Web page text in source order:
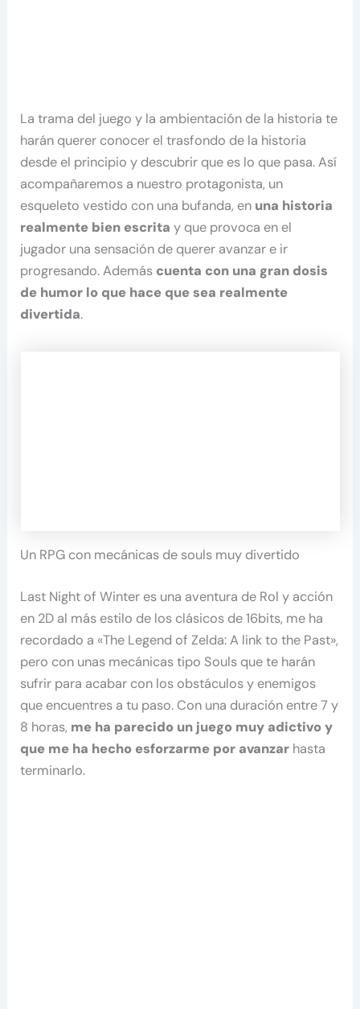
La trama del juego y la ambientación de la historia te
harán querer conocer el trasfondo de la historia
desde el principio y descubrir que es lo que pasa. Así
acompañaremos a nuestro protagonista, un
esqueleto vestido con una bufanda, en una historia
realmente bien escrita y que provoca en el
jugador una sensación de querer avanzar e ir
progresando. Además cuenta con una gran dosis
de humor lo que hace que sea realmente
divertida.
Un RPG con mecánicas de souls muy divertido
Last Night of Winter es una aventura de Rol y acción
en 2D al más estilo de los clásicos de 16bits, me ha
recordado a «The Legend of Zelda: A link to the Past»,
pero con unas mecánicas tipo Souls que te harán
sufrir para acabar con los obstáculos y enemigos
que encuentres a tu paso. Con una duración entre 7 y
8 horas, me ha parecido un juego muy adictivo y
que me ha hecho esforzarme por avanzar hasta
terminarlo.